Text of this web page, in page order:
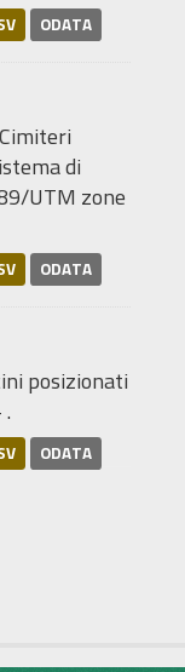
ODATA
di
UTM zone
ODATA
posizionati
ODATA